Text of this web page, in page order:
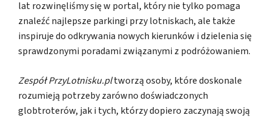
lat rozwinęliśmy się w portal, który nie tylko pomaga
znaleźć najlepsze parkingi przy lotniskach, ale także
inspiruje do odkrywania nowych kierunków i dzielenia się
sprawdzonymi poradami związanymi z podróżowaniem.
Zespół PrzyLotnisku.pltworzą osoby, które doskonale
rozumieją potrzeby zarówno doświadczonych
globtroterów, jak i tych, którzy dopiero zaczynają swoją